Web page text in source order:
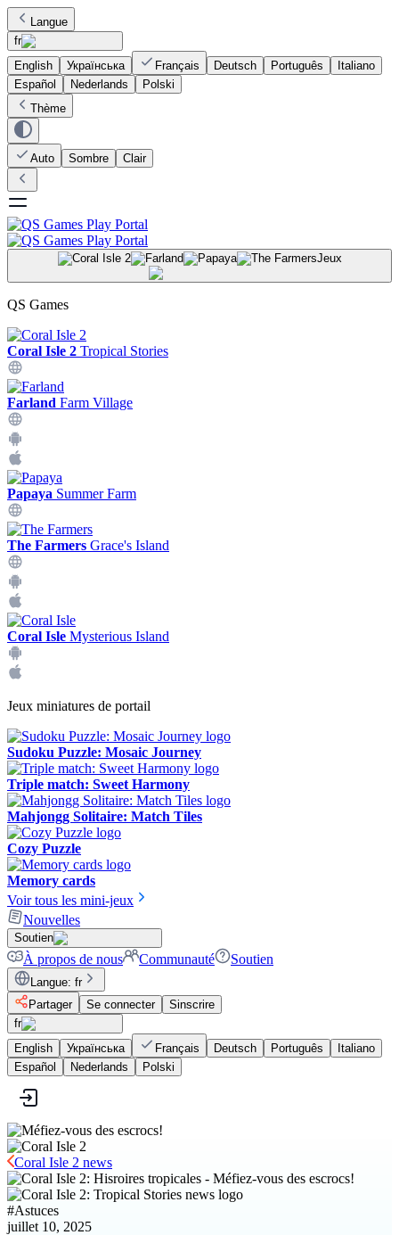
Langue
fr
English
Українська Français Deutsch Português
Italiano
Español
Nederlands
Polski
Thème
Auto Sombre Clair
Jeux
QS Games
Coral Isle 2 Tropical Stories
Farland Farm Village
Papaya Summer Farm
The Farmers Grace's Island
Coral Isle Mysterious Island
Jeux miniatures de portail
Sudoku Puzzle: Mosaic Journey
Triple match: Sweet Harmony
Mahjongg Solitaire: Match Tiles
Cozy Puzzle
Memory cards
Voir tous les mini-jeux
Nouvelles
Soutien
À propos de nous Communauté Soutien
Langue: fr
Partager
Se connecter
Sinscrire
fr
English
Українська Français Deutsch Português
Italiano
Español
Nederlands Polski
Coral Isle 2 news
#Astuces
juillet 10, 2025